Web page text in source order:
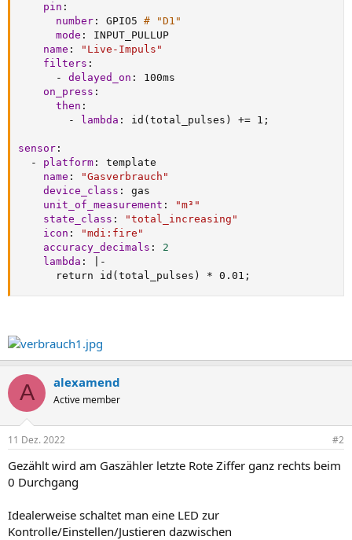
pin :
number : GPIO5 # "D1"
mode :
INPUT_PULLUP
name :
"Live-Impuls"
filters :
-
delayed_on :
100ms
on_press :
then :
-
lambda : id(total_pulses) += 1;
sensor :
-
platform :
template
name :
"Gasverbrauch"
device_class :
gas
unit_of_measurement :
"m³"
state_class :
"total_increasing"
icon :
"mdi:fire"
accuracy_decimals :
2
lambda :
-
      return id(total_pulses) * 0.01;
A alexamend
Active member
11 Dez. 2022 #2
Gezählt wird am Gaszähler letzte Rote Ziffer ganz rechts beim
0 Durchgang
Idealerweise schaltet man eine LED zur
Kontrolle/Einstellen/Justieren dazwischen